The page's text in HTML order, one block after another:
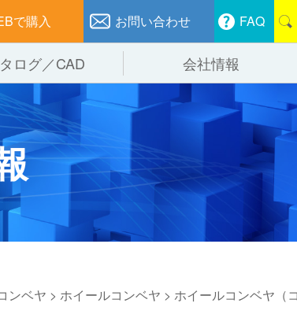
で購入 お問い合わせ FAQ
仕分けシステム
保管システム
テム バンニング・デバンニングシステ
物流
食品
ログ／CAD
会社情報
会社概要
事業紹介
ンベヤ > ホイールコンベヤ > ホイールコンベヤ（